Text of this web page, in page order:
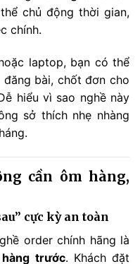
chủ động thời gian,
chính.
laptop, bạn có thể
bài, chốt đơn cho
hiểu vì sao nghề này
sở thích nhẹ nhàng
cần ôm hàng,
cực kỳ an toàn
order chính hãng là
trước. Khách đặt